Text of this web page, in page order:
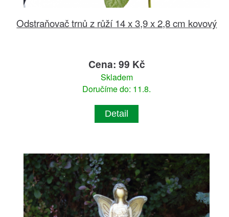
Odstraňovač trnů z růží 14 x 3,9 x 2,8 cm kovový
Cena: 99 Kč
Skladem
Doručíme do: 11.8.
Detail